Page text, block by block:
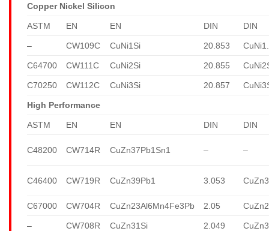
Copper Nickel Silicon
ASTM EN EN DIN DIN
– CW109C CuNi1Si 20.853
C64700 CW111C CuNi2Si 20.855
C70250 CW112C CuNi3Si 20.857
High Performance
ASTM EN EN DIN DIN
C48200 CW714R CuZn37Pb1Sn1 – –
C46400 CW719R CuZn39Pb1 3.053
C67000 CW704R CuZn23Al6Mn4Fe3Pb 2.05
– CW708R CuZn31Si 2.049